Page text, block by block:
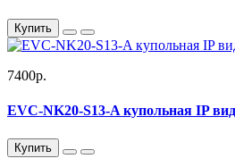
Купить
7400р.
EVC-NK20-S13-A купольная IP
Купить